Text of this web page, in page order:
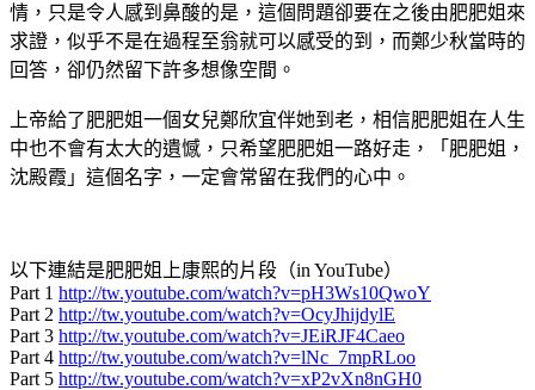
情，只是令人感到鼻酸的是，這個問題卻要在之後由肥肥姐來
求證，似乎不是在過程至翁就可以感受的到，而鄭少秋當時的
回答，卻仍然留下許多想像空間。
上帝給了肥肥姐一個女兒鄭欣宜伴她到老，相信肥肥姐在人生
中也不會有太大的遺憾，只希望肥肥姐一路好走，「肥肥姐，
沈殿霞」這個名字，一定會常留在我們的心中。
以下連結是肥肥姐上康熙的片段（in YouTube）
Part 1 http://tw.youtube.com/watch?v=pH3Ws10QwoY
Part 2 http://tw.youtube.com/watch?v=OcyJhijdylE
Part 3 http://tw.youtube.com/watch?v=JEiRJF4Caeo
Part 4 http://tw.youtube.com/watch?v=lNc_7mpRLoo
Part 5 http://tw.youtube.com/watch?v=xP2vXn8nGH0